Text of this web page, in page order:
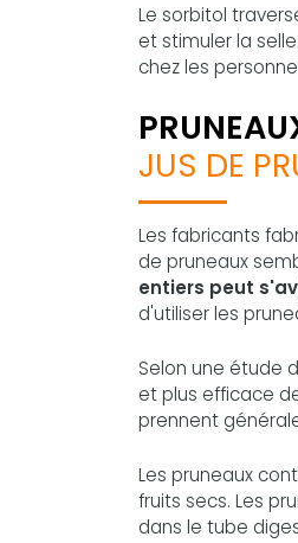
Le sorbitol
et stimuler la
chez les
JUS DE
Les fabricants
de pruneaux
entiers peut
d'utiliser les
Selon une étude
et plus efficace
prennent
Les pruneaux
fruits secs. Les
dans le tube